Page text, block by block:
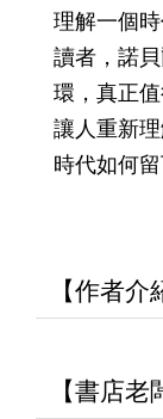
理解一個
讀者，諾
環，真正
讓人重新
時代如何留
【作者介
【書店老